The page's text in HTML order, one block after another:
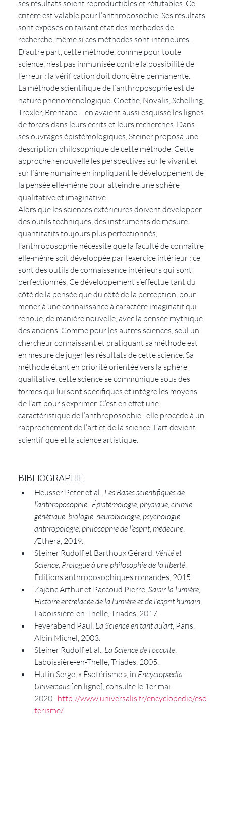
ses résultats soient reproductibles et réfutables. Ce
critère est valable pour l’anthroposophie. Ses résultats
sont exposés en faisant état des méthodes de
recherche, même si ces méthodes sont intérieures.
D’autre part, cette méthode, comme pour toute
science, n’est pas immunisée contre la possibilité de
l’erreur : la vérification doit donc être permanente.
La méthode scientifique de l’anthroposophie est de
nature phénoménologique. Goethe, Novalis, Schelling,
Troxler, Brentano… en avaient aussi esquissé les lignes
de forces dans leurs écrits et leurs recherches. Dans
ses ouvrages épistémologiques, Steiner proposa une
description philosophique de cette méthode. Cette
approche renouvelle les perspectives sur le vivant et
sur l’âme humaine en impliquant le développement de
la pensée elle-même pour atteindre une sphère
qualitative et imaginative.
Alors que les sciences extérieures doivent développer
des outils techniques, des instruments de mesure
quantitatifs toujours plus perfectionnés,
l’anthroposophie nécessite que la faculté de connaître
elle-même soit développée par l’exercice intérieur : ce
sont des outils de connaissance intérieurs qui sont
perfectionnés. Ce développement s’effectue tant du
côté de la pensée que du côté de la perception, pour
mener à une connaissance à caractère imaginatif qui
renoue, de manière nouvelle, avec la pensée mythique
des anciens. Comme pour les autres sciences, seul un
chercheur connaissant et pratiquant sa méthode est
en mesure de juger les résultats de cette science. Sa
méthode étant en priorité orientée vers la sphère
qualitative, cette science se communique sous des
formes qui lui sont spécifiques et intègre les moyens
de l’art pour s’exprimer. C’est en effet une
caractéristique de l’anthroposophie : elle procède à un
rapprochement de l’art et de la science. L’art devient
scientifique et la science artistique.
BIBLIOGRAPHIE
Heusser Peter et al., Les Bases scientifiques de
l’anthroposophie : Épistémologie, physique, chimie,
génétique, biologie, neurobiologie, psychologie,
anthropologie, philosophie de l’esprit, médecine,
Æthera, 2019.
Steiner Rudolf et Barthoux Gérard, Vérité et
Science, Prologue à une philosophie de la liberté,
Éditions anthroposophiques romandes, 2015.
Zajonc Arthur et Paccoud Pierre, Saisir la lumière,
Histoire entrelacée de la lumière et de l’esprit humain,
Laboissière-en-Thelle, Triades, 2017.
Feyerabend Paul, La Science en tant qu’art, Paris,
Albin Michel, 2003.
Steiner Rudolf et al., La Science de l’occulte,
Laboissière-en-Thelle, Triades, 2005.
Hutin Serge, « Ésotérisme », in Encyclopædia
Universalis [en ligne], consulté le 1er mai
2020 : http://www.universalis.fr/encyclopedie/eso
terisme/